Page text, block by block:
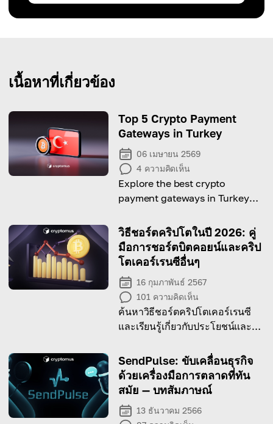
เนื้อหาที่เกี่ยวข้อง
Top 5 Crypto Payment
Gateways in Turkey
06 เมษายน 2569
4 ความคิดเห็น
Explore the best crypto
payment gateways in Turkey
your business.
วิธีชอร์ตคริปโตในปี 2026: คู่
มือการชอร์ตบิตคอยน์และคริป
โตเคอร์เรนซีอื่นๆ
16 กุมภาพันธ์ 2567
101 ความคิดเห็น
ค้นหาวิธีชอร์ตคริปโตเคอร์เรนซี
และเรียนรู้เกี่ยวกับประโยชน์และ
ริปโต
SendPulse: ขับเคลื่อนธุรกิจ
ด้วยเครื่องมือการตลาดที่ทัน
สมัย — บทสัมภาษณ์
13 ธันวาคม 2566